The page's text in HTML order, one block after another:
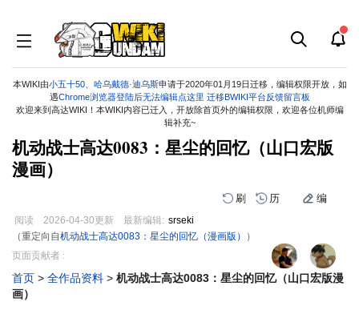
本WIKI由小五十50、 哈乌戴德·迪乌斯申请于2020年01月19日迁移，编辑权限开放，如
遇Chrome浏览器登陆后无法编辑点这里 迁移BWIKI平台反馈留言板
欢迎来到高达WIKI！本WIKI内容已迁入，开放除首页外的编辑权限，欢迎各位机师编
辑补充~
机动战士高达0083：星尘的回忆（山口宏版
漫画）
刷 历 编
阅读 2026-04-30更新 最新编辑: srseki
（重定向自机动战士高达0083：星尘的回忆（漫画版） ）
跳
导
航
跳
搜
索
页面贡献者 :
首页 > 全作品资料 > 机动战士高达0083：星尘的回忆（山口宏版漫
画）